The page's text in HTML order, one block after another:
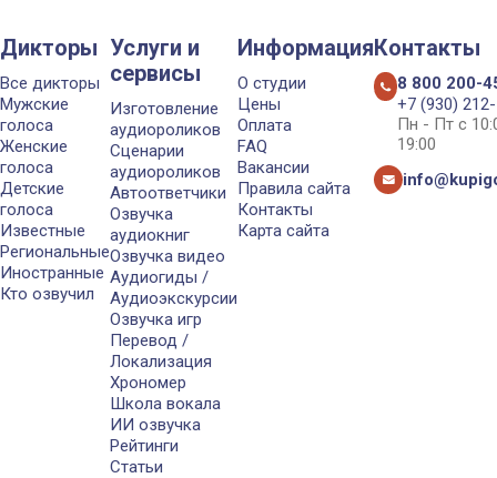
Дикторы
Все дикторы
Мужские
голоса
Женские
голоса
Детские
голоса
Известные
Региональные
Иностранные
Кто озвучил
Услуги и
сервисы
Изготовление
аудиороликов
Сценарии
аудиороликов
Автоответчики
Озвучка
аудиокниг
Озвучка видео
Аудиогиды /
Аудиоэкскурсии
Озвучка игр
Перевод /
Локализация
Хрономер
Школа вокала
ИИ озвучка
Рейтинги
Статьи
Информация
О студии
Цены
Оплата
FAQ
Вакансии
Правила сайта
Контакты
Карта сайта
Контакты
8 800 200-
+7 (930)
Пн - Пт с
19:00